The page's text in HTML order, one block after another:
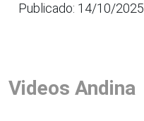
Publicado: 14/10/2025
Videos Andina